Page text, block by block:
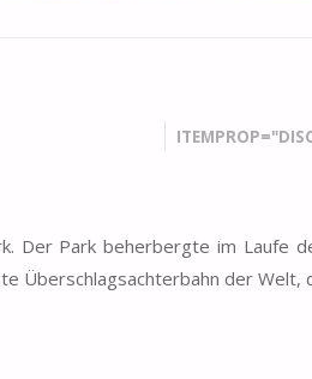
Der Park beherbergte im Laufe
Überschlagsachterbahn der Welt,